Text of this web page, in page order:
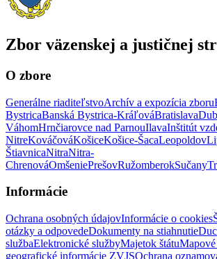
Zbor väzenskej a justičnej
O zbore
Generálne riaditeľstvoArchív a expozícia zboru
BystricaBanská Bystrica-KráľováBratislava
VáhomHrnčiarovce nad ParnouIlavaInštitút
NitreKováčováKošiceKošice-ŠacaLeopoldov
ŠtiavnicaNitraNitra-
ChrenováOmšeniePrešovRužomberokSučany
Informácie
Ochrana osobných údajovInformácie o cookies
otázky a odpovedeDokumenty na stiahnutie
službaElektronické službyMajetok štátu
geografické informácie ZVJSOchrana